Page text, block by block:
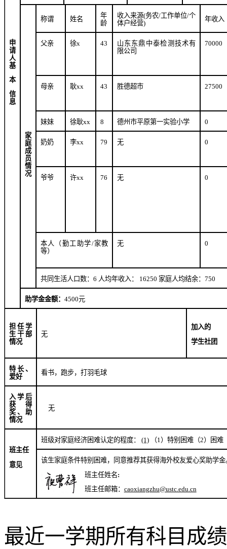
申
请
人
基
本
信
息
家
庭
成
员
情
况
称谓 姓名
年
龄
收入来源(务农/工作单位/个
体户经营)
年收入
父亲 徐x 43
山东东鼎中泰检测技术有
限公司
70000
母亲 耿xx 43 胜德超市 27500
妹妹 徐耿xx 8 德州市平原第一实验小学 0
奶奶 李xx 79 无 0
爷爷 许xx 76 无 0
本人（勤工助学/家教
等）
无 0
共同生活人口数： 6 人均年收入： 16250 家庭人均结余： 750
助学金金额： 4500元
担任学
生干部
情况
无
加入的
学生社团
特长、
爱好
看书，跑步，打羽毛球
入学后
获得
奖、助
情况
无
班主任
意见
班级对家庭经济困难认定的程度： (1) （1）特别困难（2）困难
该生家庭条件特别困难，同意推荐其获得海外校友爱心奖助学金
班主任姓名:
班主任邮箱： caoxiangzhu@ustc.edu.cn
最近一学期所有科目成绩